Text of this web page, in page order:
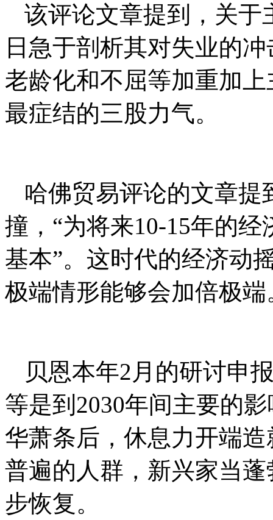
该评论文章提到，关于
日急于剖析其对失业的
老龄化和不屈等加重加
最症结的三股力气。
哈佛贸易评论的文章
撞，“为将来10-15年的
基本”。这时代的经济动
极端情形能够会加倍极端
贝恩本年2月的研讨申
等是到2030年间主要的
华萧条后，休息力开端
普遍的人群，新兴家当
步恢复。